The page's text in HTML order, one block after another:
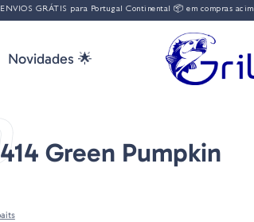
para Portugal Continental 📦 em compras acima dos 65€
Novidades 🌟
Green Pumpkin